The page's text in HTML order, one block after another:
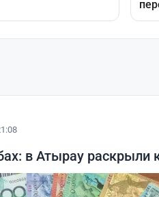
в Атырау раскрыли